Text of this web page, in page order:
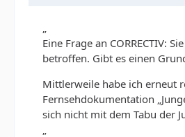
„
Eine Frage an CORRECTIV:
betroffen. Gibt es einen
Mittlerweile habe ich erneut
Fernsehdokumentation
sich nicht mit dem Tabu der
„